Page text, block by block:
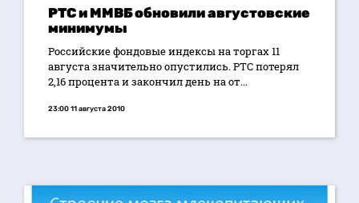
РТС и ММВБ обновили августовские
минимумы
Российские фондовые индексы на торгах 11
августа значительно опустились. РТС потерял
2,16 процента и закончил день на от...
23:00 11 августа 2010